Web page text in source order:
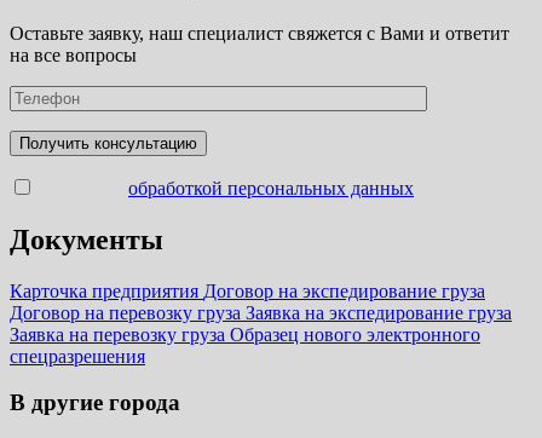
Оставьте заявку, наш специалист свяжется с Вами и ответит
на все вопросы
обработкой персональных данных
Документы
Карточка предприятия Договор на экспедирование груза
Договор на перевозку груза Заявка на экспедирование груза
Заявка на перевозку груза Образец нового электронного
спецразрешения
В другие города